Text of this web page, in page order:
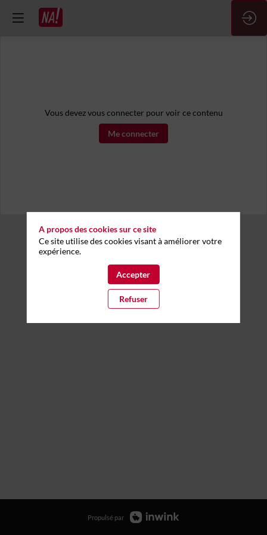
Vous devez vous connecter pour voir ce contenu
Me connecter
Propulsé par
A propos des cookies sur ce site
Ce site utilise des cookies visant à améliorer votre
expérience.
Accepter
Refuser